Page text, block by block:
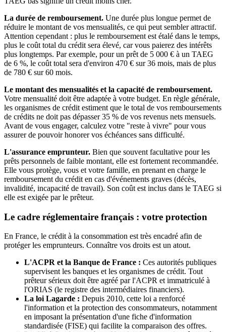
La durée de remboursement. Une durée plus longue permet de
réduire le montant de vos mensualités, ce qui peut sembler attractif.
Attention cependant : plus le remboursement est étalé dans le temps,
plus le coût total du crédit sera élevé, car vous paierez des intérêts
plus longtemps. Par exemple, pour un prêt de 5 000 € à un TAEG
de 6 %, le coût total sera d'environ 470 € sur 36 mois, mais de plus
de 780 € sur 60 mois.
Le montant des mensualités et la capacité de remboursement.
Votre mensualité doit être adaptée à votre budget. En règle générale,
les organismes de crédit estiment que le total de vos remboursements
de crédits ne doit pas dépasser 35 % de vos revenus nets mensuels.
Avant de vous engager, calculez votre "reste à vivre" pour vous
assurer de pouvoir honorer vos échéances sans difficulté.
L'assurance emprunteur. Bien que souvent facultative pour les
prêts personnels de faible montant, elle est fortement recommandée.
Elle vous protège, vous et votre famille, en prenant en charge le
remboursement du crédit en cas d'événements graves (décès,
invalidité, incapacité de travail). Son coût est inclus dans le TAEG si
elle est exigée par le prêteur.
Le cadre réglementaire français : votre protection
En France, le crédit à la consommation est très encadré afin de
protéger les emprunteurs. Connaître vos droits est un atout.
L'ACPR et la Banque de France : Ces autorités publiques
supervisent les banques et les organismes de crédit. Tout
prêteur sérieux doit être agréé par l'ACPR et immatriculé à
l'ORIAS (le registre des intermédiaires financiers).
La loi Lagarde : Depuis 2010, cette loi a renforcé
l'information et la protection des consommateurs, notamment
en imposant la présentation d'une fiche d'information
standardisée (FISE) qui facilite la comparaison des offres.